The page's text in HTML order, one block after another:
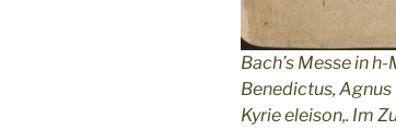
Bach’s Messe in
Benedictus,
Kyrie eleison,. Im